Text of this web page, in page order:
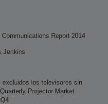
Report 2014
Jenkins
excluidos los televisores sin
Projector Market